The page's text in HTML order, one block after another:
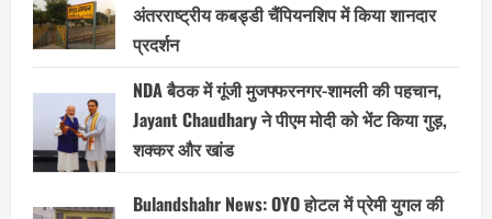
अंतरराष्ट्रीय कबड्डी चैंपियनशिप में किया शानदार
प्रदर्शन
NDA बैठक में गूंजी मुजफ्फरनगर-शामली की पहचान,
Jayant Chaudhary ने पीएम मोदी को भेंट किया गुड़,
शक्कर और खांड
Bulandshahr News: OYO होटल में प्रेमी युगल की